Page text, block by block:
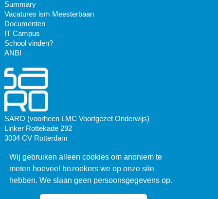
Wij gebruiken alleen cookies om anoniem te
meten hoeveel bezoekers we op onze site
hebben. We slaan geen persoonsgegevens op.
Summary
Vacatures ism Meesterbaan
Documenten
IT Campus
School vinden?
ANBI
SARO (voorheen LMC Voortgezet Onderwijs)
Linker Rottekade 292
3034 CV Rotterdam
Postadres:
Postbus 3081
3003 AB Rotterdam
010 436 67 66